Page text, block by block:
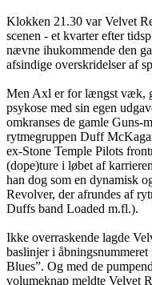
Klokken 21.30 var Velvet
scenen - et kvarter efter
nævne ihukommende den
afsindige overskridelser af
Men Axl er for længst væk,
psykose med sin egen
omkranses de gamle Guns-
rytmegruppen Duff
ex-Stone Temple Pilots
(dope)ture i løbet af
han dog som en dynamisk
Revolver, der afrundes af
Duffs band Loaded m.fl.).
Ikke overraskende lagde
baslinjer i
Blues”. Og med de
volumeknap meldte Velvet